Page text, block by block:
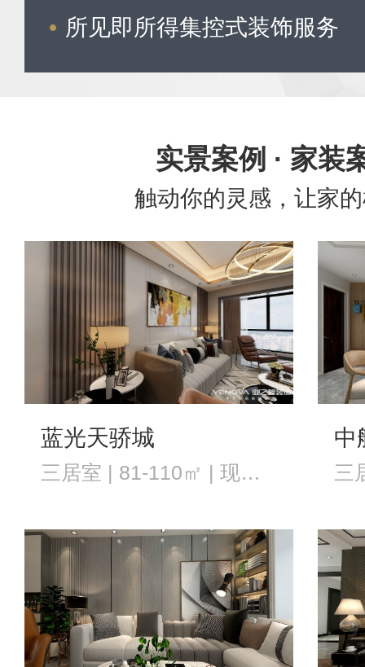
所见即所得集控式装饰服务
实景案例 · 家装
触动你的灵感，让家
蓝光天骄城
三居室 | 81-110㎡ | 现代风格
中